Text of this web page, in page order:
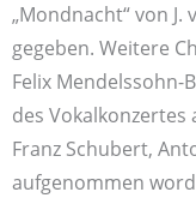
„Mondnacht“ von
gegeben. Weitere
Felix
des
Franz Schubert,
aufgenommen